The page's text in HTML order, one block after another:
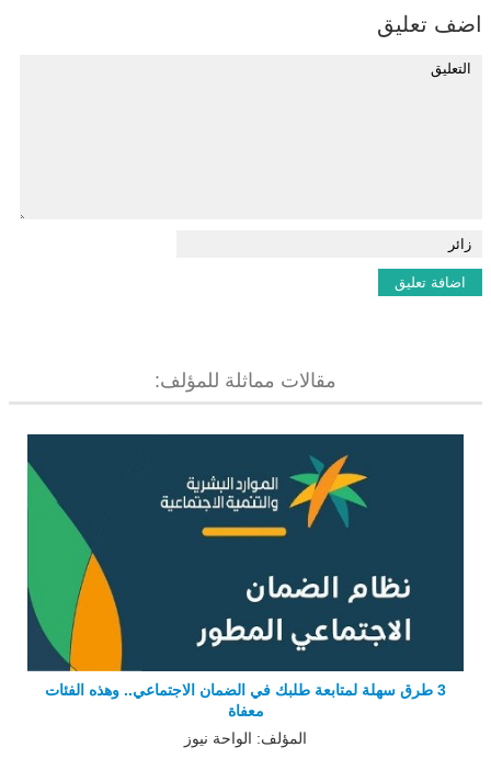
اضف تعليق
مقالات مماثلة للمؤلف:
3 طرق سهلة لمتابعة طلبك في الضمان الاجتماعي.. وهذه الفئات
معفاة
المؤلف: الواحة نيوز